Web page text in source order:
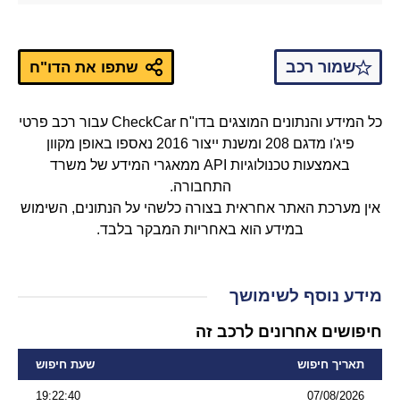
שמור רכב שתפו את הדו"ח
כל המידע והנתונים המוצגים בדו"ח CheckCar עבור רכב פרטי
פיג'ו מדגם 208 ומשנת ייצור 2016 נאספו באופן מקוון
באמצעות טכנולוגיות API ממאגרי המידע של משרד
התחבורה.
אין מערכת האתר אחראית בצורה כלשהי על הנתונים, השימוש
במידע הוא באחריות המבקר בלבד.
מידע נוסף לשימושך
חיפושים אחרונים לרכב זה
תאריך חיפוש שעת חיפוש
07/08/2026
19:22:40